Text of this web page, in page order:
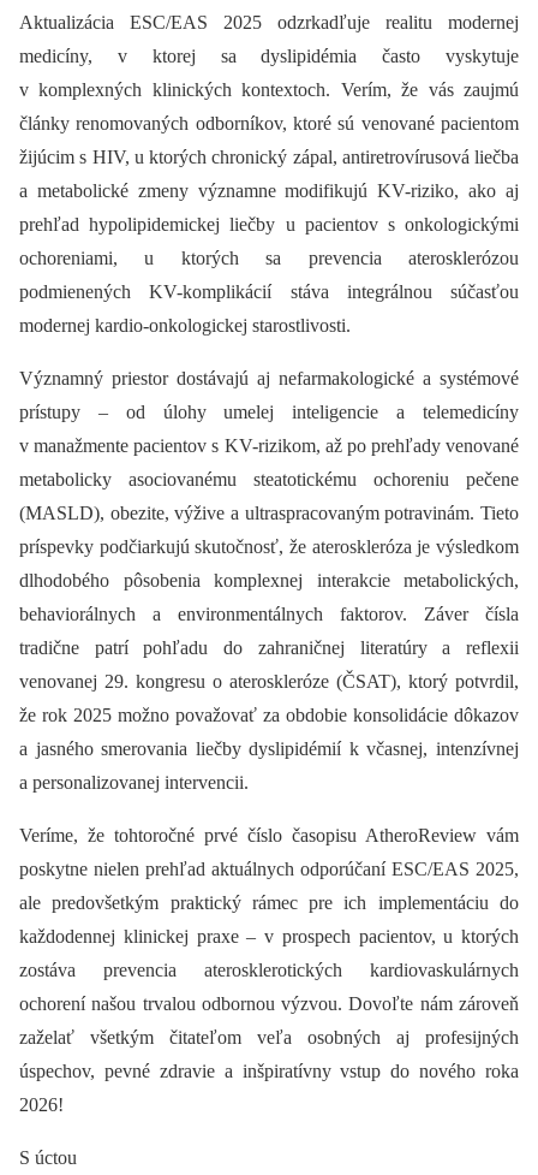
Aktualizácia ESC/EAS 2025 odzrkadľuje realitu modernej
medicíny, v ktorej sa dyslipidémia často vyskytuje
v komplexných klinických kontextoch. Verím, že vás zaujmú
články renomovaných odborníkov, ktoré sú venované pacientom
žijúcim s HIV, u ktorých chronický zápal, antiretrovírusová liečba
a metabolické zmeny významne modifikujú KV-riziko, ako aj
prehľad hypolipidemickej liečby u pacientov s onkologickými
ochoreniami, u ktorých sa prevencia aterosklerózou
podmienených KV-komplikácií stáva integrálnou súčasťou
modernej kardio-onkologickej starostlivosti.
Významný priestor dostávajú aj nefarmakologické a systémové
prístupy –⁠ od úlohy umelej inteligencie a telemedicíny
v manažmente pacientov s KV-rizikom, až po prehľady venované
metabolicky asociovanému steatotickému ochoreniu pečene
(MASLD), obezite, výžive a ultraspracovaným potravinám. Tieto
príspevky podčiarkujú skutočnosť, že ateroskleróza je výsledkom
dlhodobého pôsobenia komplexnej interakcie metabolických,
behaviorálnych a environmentálnych faktorov. Záver čísla
tradične patrí pohľadu do zahraničnej literatúry a reflexii
venovanej 29. kongresu o ateroskleróze (ČSAT), ktorý potvrdil,
že rok 2025 možno považovať za obdobie konsolidácie dôkazov
a jasného smerovania liečby dyslipidémií k včasnej, intenzívnej
a personalizovanej intervencii.
Veríme, že tohtoročné prvé číslo časopisu AtheroReview vám
poskytne nielen prehľad aktuálnych odporúčaní ESC/EAS 2025,
ale predovšetkým praktický rámec pre ich implementáciu do
každodennej klinickej praxe –⁠ v prospech pacientov, u ktorých
zostáva prevencia aterosklerotických kardiovaskulárnych
ochorení našou trvalou odbornou výzvou. Dovoľte nám zároveň
zaželať všetkým čitateľom veľa osobných aj profesijných
úspechov, pevné zdravie a inšpiratívny vstup do nového roka
2026!
S úctou